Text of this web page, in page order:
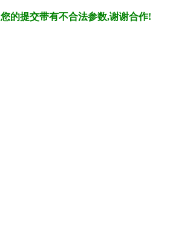
您的提交带有不合法参数,谢谢合作!